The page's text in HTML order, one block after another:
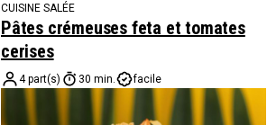
CUISINE SALÉE
Pâtes crémeuses feta et tomates
cerises
4 part(s) 30 min. facile